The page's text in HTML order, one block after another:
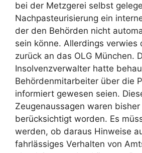
bei der Metzgerei selbst
Nachpasteurisierung ein
der den Behörden nicht
sein könne. Allerdings verwies
zurück an das OLG München.
Insolvenzverwalter hatte
Behördenmitarbeiter über die
informiert gewesen seien.
Zeugenaussagen waren
berücksichtigt worden. Es
werden, ob daraus Hinweise
fahrlässiges Verhalten von